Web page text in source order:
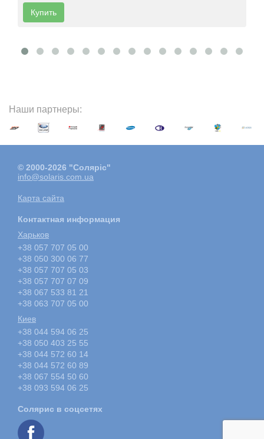
Купить
Наши партнеры:
© 2000-2026 "Соляріс"
info@solaris.com.ua
Карта сайта
Контактная информация
Харьков
+38 057 707 05 00
+38 050 300 06 77
+38 057 707 05 03
+38 057 707 07 09
+38 067 533 81 21
+38 063 707 05 00
Киев
+38 044 594 06 25
+38 050 403 25 55
+38 044 572 60 14
+38 044 572 60 89
+38 067 554 50 60
+38 093 594 06 25
Солярис в соцсетях